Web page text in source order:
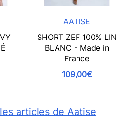
AATISE
SHORT ZEF 100% LIN
BLANC - Made in
France
109,00€
articles de Aatise